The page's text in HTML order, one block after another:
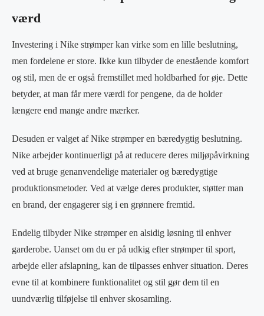
værd
Investering i Nike strømper kan virke som en lille beslutning,
men fordelene er store. Ikke kun tilbyder de enestående komfort
og stil, men de er også fremstillet med holdbarhed for øje. Dette
betyder, at man får mere værdi for pengene, da de holder
længere end mange andre mærker.
Desuden er valget af Nike strømper en bæredygtig beslutning.
Nike arbejder kontinuerligt på at reducere deres miljøpåvirkning
ved at bruge genanvendelige materialer og bæredygtige
produktionsmetoder. Ved at vælge deres produkter, støtter man
en brand, der engagerer sig i en grønnere fremtid.
Endelig tilbyder Nike strømper en alsidig løsning til enhver
garderobe. Uanset om du er på udkig efter strømper til sport,
arbejde eller afslapning, kan de tilpasses enhver situation. Deres
evne til at kombinere funktionalitet og stil gør dem til en
uundværlig tilføjelse til enhver skosamling.